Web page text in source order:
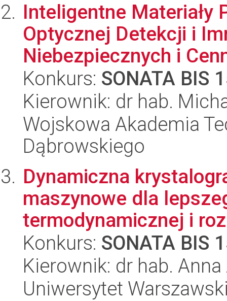
Inteligentne Materiały
Optycznej Detekcji i
Niebezpiecznych i
Konkurs: SONATA BIS
Kierownik: dr hab.
Wojskowa Akademia
Dąbrowskiego
Dynamiczna
maszynowe dla
termodynamicznej i
Konkurs: SONATA BIS
Kierownik: dr hab.
Uniwersytet